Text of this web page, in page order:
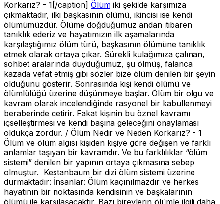
Korkarız? - 1[/caption] Ölüm iki şekilde karşımıza
çıkmaktadır, ilki başkasının ölümü, ikincisi ise kendi
ölümümüzdür. Ölüme doğduğumuz andan itibaren
tanıklık ederiz ve hayatımızın ilk aşamalarında
karşılaştığımız ölüm türü, başkasının ölümüne tanıklık
etmek olarak ortaya çıkar. Sürekli kulağımıza çalınan,
sohbet aralarında duyduğumuz, şu ölmüş, falanca
kazada vefat etmiş gibi sözler bize ölüm denilen bir şeyin
olduğunu gösterir. Sonrasında kişi kendi ölümü ve
ölümlülüğü üzerine düşünmeye başlar. Ölüm bir olgu ve
kavram olarak incelendiğinde rasyonel bir kabullenmeyi
beraberinde getirir. Fakat kişinin bu öznel kavramı
içselleştirmesi ve kendi başına geleceğini onaylaması
oldukça zordur. / Ölüm Nedir ve Neden Korkarız? - 1
Ölüm ve ölüm algısı kişiden kişiye göre değişen ve farklı
anlamlar taşıyan bir kavramdır. Ve bu farklılıklar “ölüm
sistemi” denilen bir yapının ortaya çıkmasına sebep
olmuştur. Kestanbaum bir dizi ölüm sistemi üzerine
durmaktadır: İnsanlar: Ölüm kaçınılmazdır ve herkes
hayatının bir noktasında kendisinin ve başkalarının
ölümü ile karşılaşacaktır. Bazı bireylerin ölümle ilgili daha